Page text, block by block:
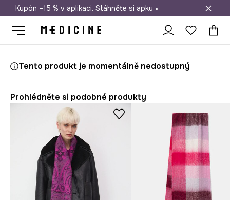
Doprava zdarma při nákupu nad 1 200 Kč
Kupón –15 % v aplikaci. Stáhněte si apku »
Tento produkt je momentálně nedostupný
Prohlédněte si podobné produkty